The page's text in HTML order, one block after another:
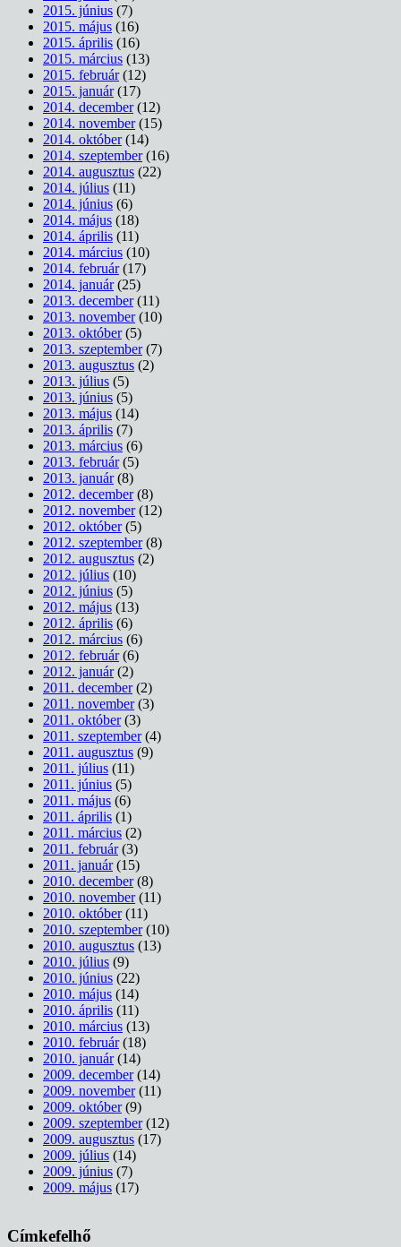
2015. június (7)
2015. május (16)
2015. április (16)
2015. március (13)
2015. február(12)
2015. január(17)
2014. december(12)
2014. november(15)
2014. október(14)
2014. szeptember(16)
2014. augusztus (22)
2014. július (11)
2014. június (6)
2014. május (18)
2014. április (11)
2014. március (10)
2014. február(17)
2014. január(25)
2013. december(11)
2013. november(10)
2013. október(5)
2013. szeptember(7)
2013. augusztus (2)
2013. július (5)
2013. június (5)
2013. május (14)
2013. április (7)
2013. március (6)
2013. február(5)
2013. január(8)
2012. december(8)
2012. november(12)
2012. október(5)
2012. szeptember(8)
2012. augusztus (2)
2012. július (10)
2012. június (5)
2012. május (13)
2012. április (6)
2012. március (6)
2012. február(6)
2012. január(2)
2011. december(2)
2011. november(3)
2011. október(3)
2011. szeptember(4)
2011. augusztus (9)
2011. július (11)
2011. június (5)
2011. május (6)
2011. április (1)
2011. március (2)
2011. február(3)
2011. január(15)
2010. december(8)
2010. november(11)
2010. október(11)
2010. szeptember(10)
2010. augusztus (13)
2010. július (9)
2010. június (22)
2010. május (14)
2010. április (11)
2010. március (13)
2010. február(18)
2010. január(14)
2009. december(14)
2009. november(11)
2009. október(9)
2009. szeptember(12)
2009. augusztus (17)
2009. július (14)
2009. június (7)
2009. május (17)
Címkefelhő